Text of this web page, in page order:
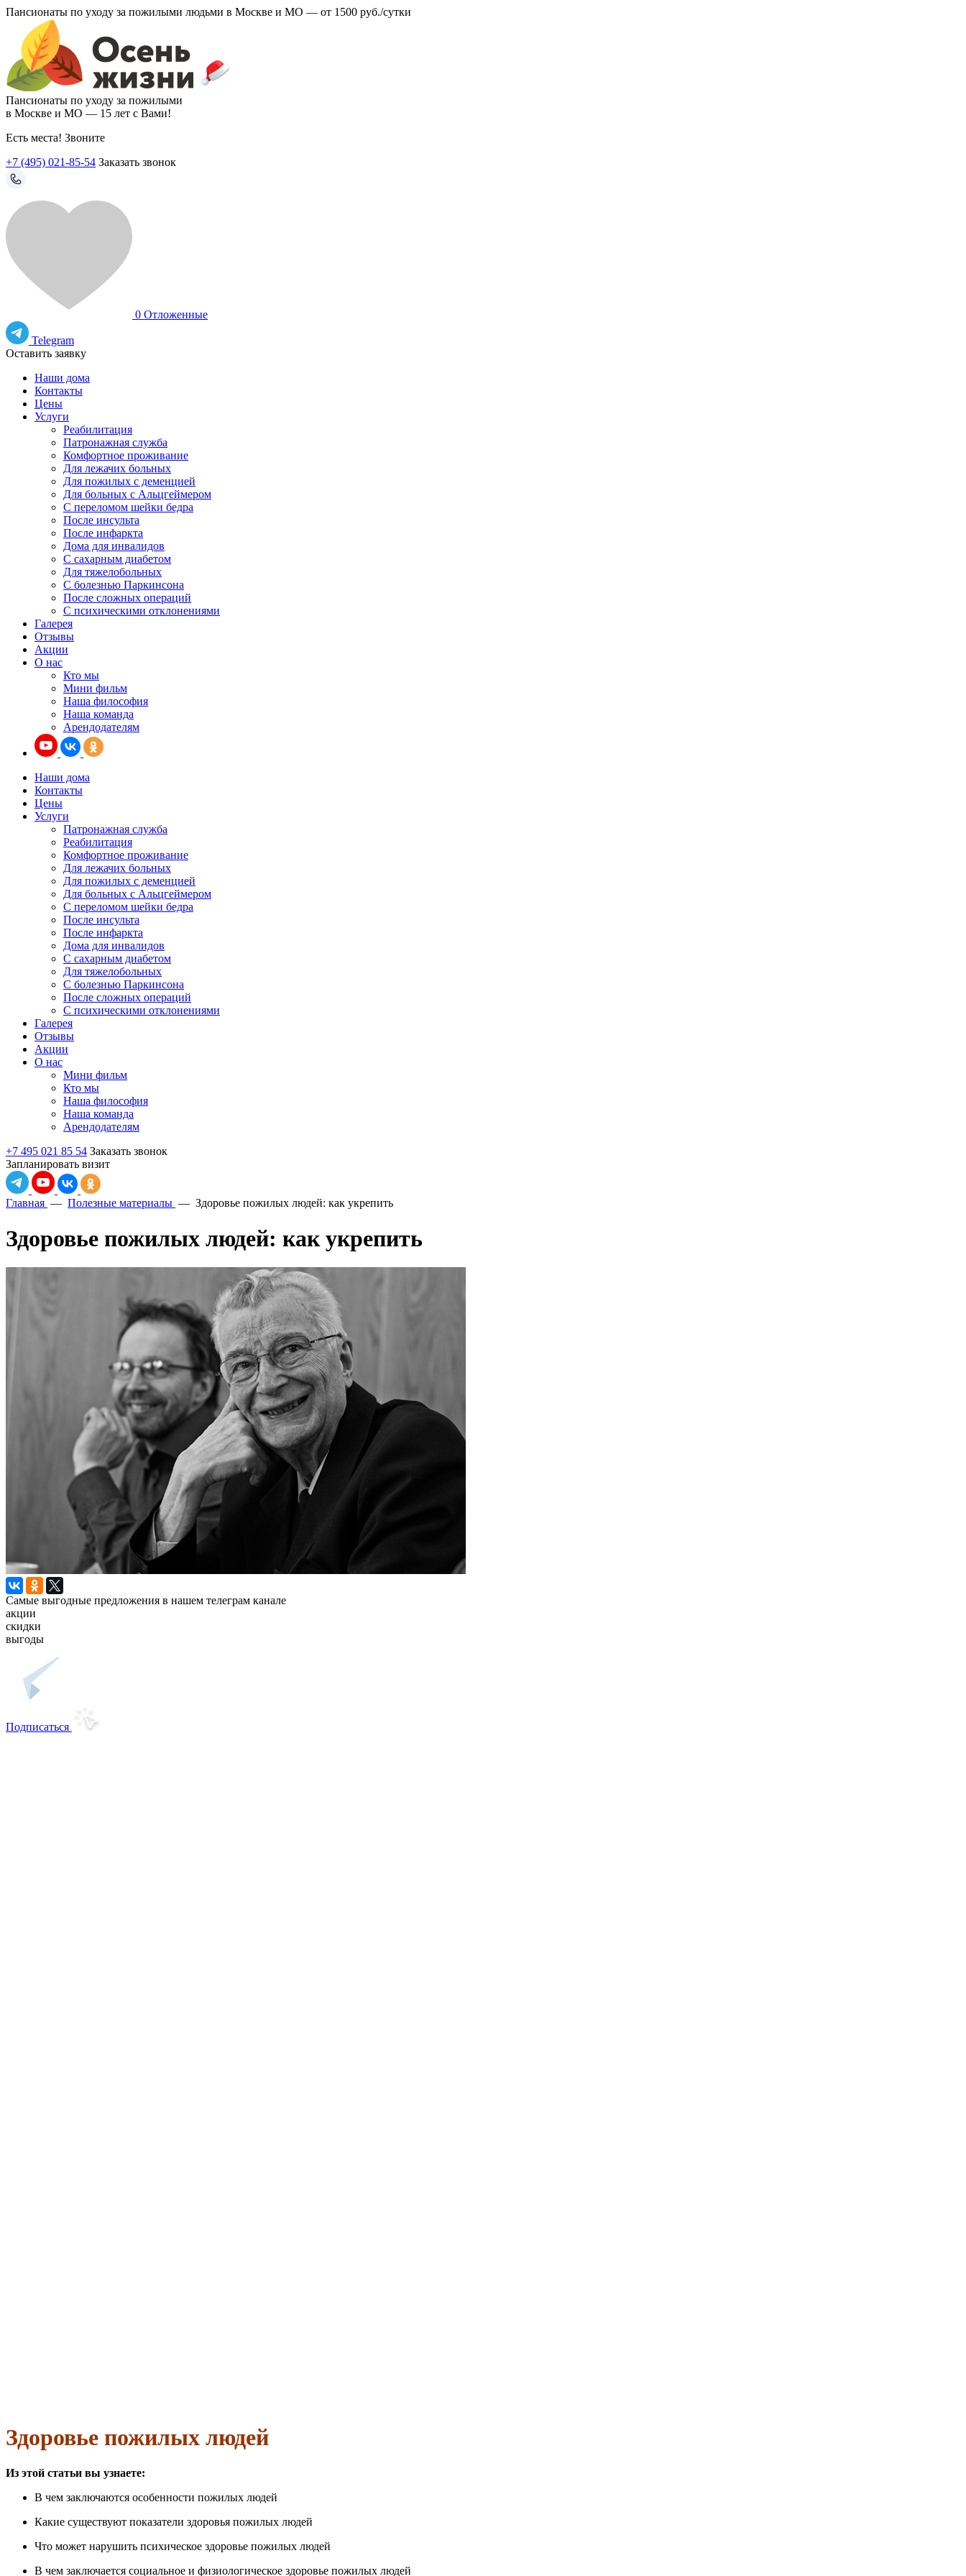
Пансионаты по уходу за пожилыми людьми в Москве и МО — от 1500 руб./сутки
Пансионаты по уходу за пожилыми
в Москве и МО — 15 лет с Вами!
Есть места! Звоните
+7 (495) 021-85-54 Заказать звонок
0 Отложенные
Telegram
Оставить заявку
Наши дома
Контакты
Цены
Услуги
Реабилитация
Патронажная служба
Комфортное проживание
Для лежачих больных
Для пожилых с деменцией
Для больных с Альцгеймером
С переломом шейки бедра
После инсульта
После инфаркта
Дома для инвалидов
С сахарным диабетом
Для тяжелобольных
С болезнью Паркинсона
После сложных операций
С психическими отклонениями
Галерея
Отзывы
Акции
О нас
Кто мы
Мини фильм
Наша философия
Наша команда
Арендодателям
Наши дома
Контакты
Цены
Услуги
Патронажная служба
Реабилитация
Комфортное проживание
Для лежачих больных
Для пожилых с деменцией
Для больных с Альцгеймером
С переломом шейки бедра
После инсульта
После инфаркта
Дома для инвалидов
С сахарным диабетом
Для тяжелобольных
С болезнью Паркинсона
После сложных операций
С психическими отклонениями
Галерея
Отзывы
Акции
О нас
Мини фильм
Кто мы
Наша философия
Наша команда
Арендодателям
+7 495 021 85 54 Заказать звонок
Запланировать визит
Главная — Полезные материалы — Здоровье пожилых людей: как укрепить
Здоровье пожилых людей: как укрепить
Самые выгодные предложения в нашем телеграм канале
акции
скидки
выгоды
Подписаться
Здоровье пожилых людей
Из этой статьи вы узнаете:
В чем заключаются особенности пожилых людей
Какие существуют показатели здоровья пожилых людей
Что может нарушить психическое здоровье пожилых людей
В чем заключается социальное и физиологическое здоровье пожилых людей